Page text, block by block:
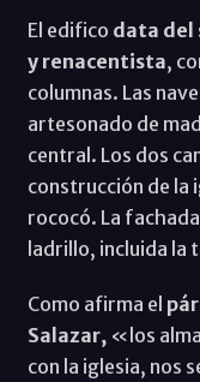
El edifico data del
y renacentista,
columnas. Las
artesonado de
central. Los dos
construcción de la
rococó. La
ladrillo, incluida la
Como afirma el
Salazar, «los
con la iglesia, nos